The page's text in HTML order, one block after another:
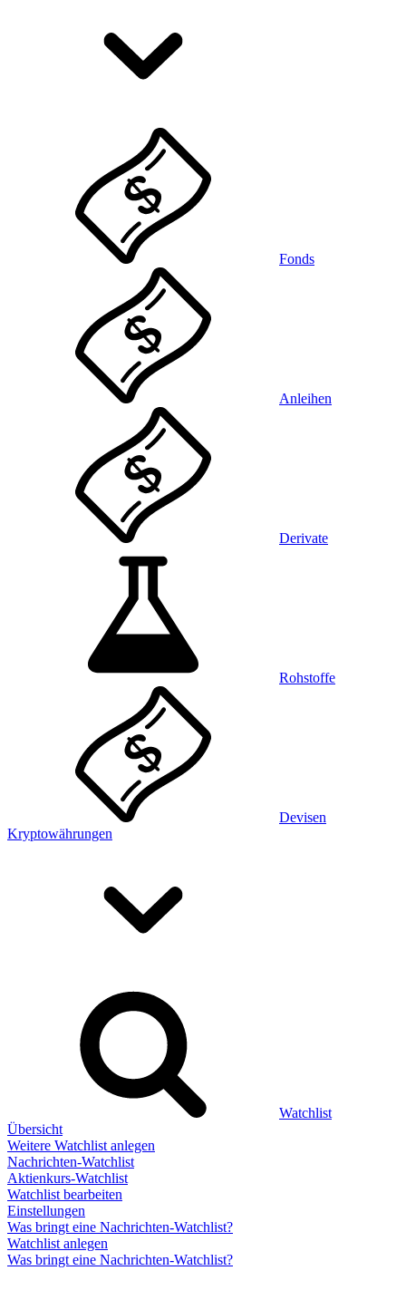
Fonds
Anleihen
Derivate
Rohstoffe
Devisen
Kryptowährungen
Watchlist
Übersicht
Weitere Watchlist anlegen
Nachrichten-Watchlist
Aktienkurs-Watchlist
Watchlist bearbeiten
Einstellungen
Was bringt eine Nachrichten-Watchlist?
Watchlist anlegen
Was bringt eine Nachrichten-Watchlist?